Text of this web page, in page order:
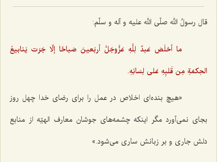
قال رسولُ الله صلّی الله علیه و آله و سلّم:
ما أخلَصَ عَبدٌ لِلَّهِ عَزَّوجَلَّ أربَعینَ صَباحًا إلّا جَرَت یَنابیعُ
الحِکمَةِ مِن قَلبِهِ عَلی لِسَانِهِ.
«هیچ بنده‌ای اخلاص در عمل را برای رضای خدا چهل روز
بجای نمی‌آورد مگر اینکه چشمه‌های جوشان معارف الهیّه از منابع
دلش جاری و بر زبانش ساری می‌شود.»